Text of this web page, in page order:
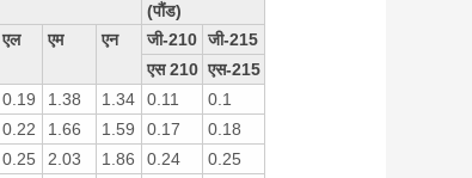
(पौंड)
एल एम एन जी-210 जी-215
एस 210 एस-215
0.19 1.38 1.34 0.11
0.1
0.22 1.66 1.59 0.17
0.18
0.25 2.03 1.86 0.24
0.25